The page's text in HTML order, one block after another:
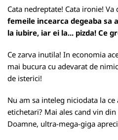
Cata nedreptate! Cata ironie! Va
femeile incearca degeaba sa
la iubire, iar ei la... pizda! Ce
Ce zarva inutila! In economia
mai bucura cu adevarat de
de isterici!
Nu am sa inteleg niciodata la
etichetari? Mai ales cand vin
Doamne, ultra-mega-giga